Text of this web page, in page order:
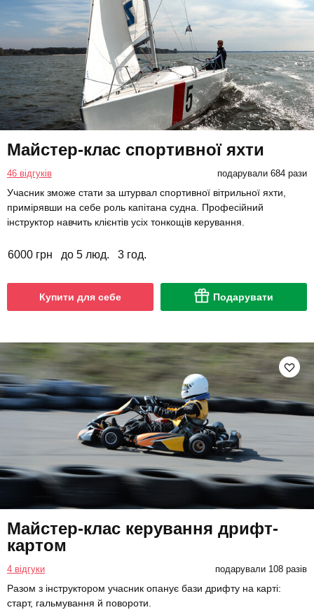
Майстер-клас спортивної яхти
46 відгуків подарували 684 рази
Учасник зможе стати за штурвал спортивної вітрильної яхти,
примірявши на себе роль капітана судна. Професійний
інструктор навчить клієнтів усіх тонкощів керування.
6000 грн до 5 люд. 3 год.
Купити для себе Подарувати
Майстер-клас керування дрифт-
картом
4 відгуки подарували 108 разів
Разом з інструктором учасник опанує бази дрифту на карті:
старт, гальмування й повороти.